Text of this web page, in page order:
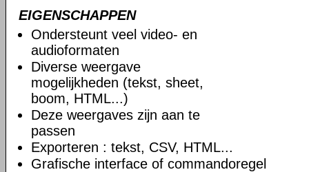
EIGENSCHAPPEN
Ondersteunt veel video- en
audioformaten
Diverse weergave
mogelijkheden (tekst, sheet,
boom, HTML...)
Deze weergaves zijn aan te
passen
Exporteren : tekst, CSV, HTML...
Grafische interface of commandoregel